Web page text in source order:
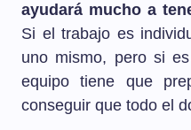
ayudará mucho a
Si el trabajo es
uno mismo, pero si
equipo tiene que
conseguir que todo el